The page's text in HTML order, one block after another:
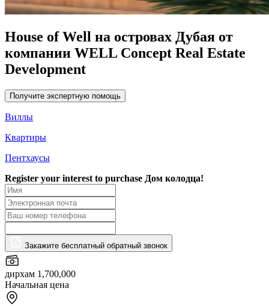
House of Well на островах Дубая от
компании WELL Concept Real Estate
Development
Получите экспертную помощь
Виллы
Квартиры
Пентхаусы
Register your interest to purchase Дом колодца!
Закажите бесплатный обратный звонок
дирхам 1,700,000
Начальная цена